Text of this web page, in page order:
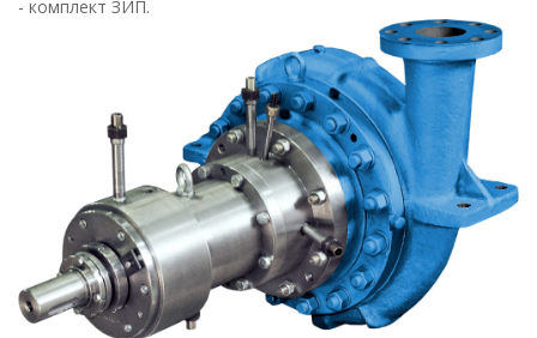
- комплект ЗИП.